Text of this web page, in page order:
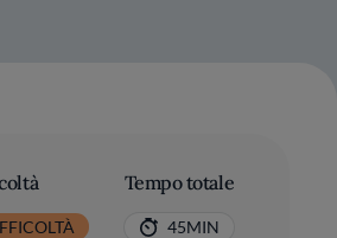
Tempo totale
45MIN